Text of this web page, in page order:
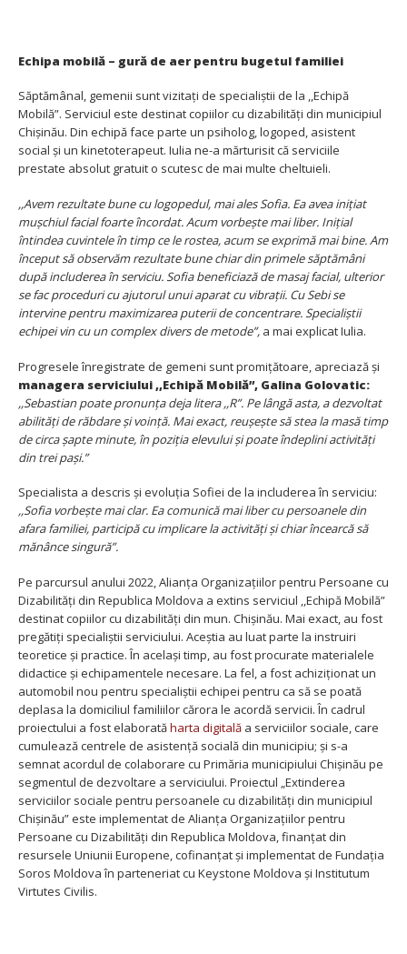
Echipa mobilă – gură de aer pentru bugetul familiei
Săptămânal, gemenii sunt vizitați de specialiștii de la ,,Echipă
Mobilă”. Serviciul este destinat copiilor cu dizabilități din municipiul
Chișinău. Din echipă face parte un psiholog, logoped, asistent
social și un kinetoterapeut. Iulia ne-a mărturisit că serviciile
prestate absolut gratuit o scutesc de mai multe cheltuieli.
,,Avem rezultate bune cu logopedul, mai ales Sofia. Ea avea inițiat
mușchiul facial foarte încordat. Acum vorbește mai liber. Inițial
întindea cuvintele în timp ce le rostea, acum se exprimă mai bine. Am
început să observăm rezultate bune chiar din primele săptămâni
după includerea în serviciu. Sofia beneficiază de masaj facial, ulterior
se fac proceduri cu ajutorul unui aparat cu vibrații. Cu Sebi se
intervine pentru maximizarea puterii de concentrare. Specialiștii
echipei vin cu un complex divers de metode”, a mai explicat Iulia.
Progresele înregistrate de gemeni sunt promițătoare, apreciază și
managera serviciului ,,Echipă Mobilă”, Galina Golovatic:
,,Sebastian poate pronunța deja litera ,,R”. Pe lângă asta, a dezvoltat
abilități de răbdare și voință. Mai exact, reușește să stea la masă timp
de circa șapte minute, în poziția elevului și poate îndeplini activități
din trei pași.”
Specialista a descris și evoluția Sofiei de la includerea în serviciu:
,,Sofia vorbește mai clar. Ea comunică mai liber cu persoanele din
afara familiei, participă cu implicare la activități și chiar încearcă să
mănânce singură”.
Pe parcursul anului 2022, Alianța Organizațiilor pentru Persoane cu
Dizabilități din Republica Moldova a extins serviciul ,,Echipă Mobilă”
destinat copiilor cu dizabilități din mun. Chișinău. Mai exact, au fost
pregătiți specialiștii serviciului. Aceștia au luat parte la instruiri
teoretice și practice. În același timp, au fost procurate materialele
didactice și echipamentele necesare. La fel, a fost achiziționat un
automobil nou pentru specialiștii echipei pentru ca să se poată
deplasa la domiciliul familiilor cărora le acordă servicii. În cadrul
proiectului a fost elaboratăharta digitală a serviciilor sociale, care
cumulează centrele de asistență socială din municipiu; și s-a
semnat acordul de colaborare cu Primăria municipiului Chișinău pe
segmentul de dezvoltare a serviciului. Proiectul „Extinderea
serviciilor sociale pentru persoanele cu dizabilități din municipiul
Chișinău” este implementat de Alianța Organizațiilor pentru
Persoane cu Dizabilități din Republica Moldova, finanțat din
resursele Uniunii Europene, cofinanțat și implementat de Fundația
Soros Moldova în parteneriat cu Keystone Moldova și Institutum
Virtutes Civilis.